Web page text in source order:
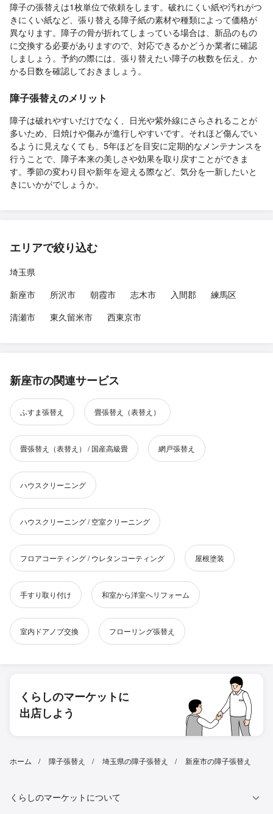
障子の張替えは1枚単位で依頼をします。破れにくい紙や汚れがつ
きにくい紙など、張り替える障子紙の素材や種類によって価格が
異なります。障子の骨が折れてしまっている場合は、新品のもの
に交換する必要がありますので、対応できるかどうか業者に確認
しましょう。予約の際には、張り替えたい障子の枚数を伝え、か
かる日数を確認しておきましょう。
障子張替えのメリット
障子は破れやすいだけでなく、日光や紫外線にさらされることが
多いため、日焼けや傷みが進行しやすいです。それほど傷んでい
るように見えなくても、5年ほどを目安に定期的なメンテナンスを
行うことで、障子本来の美しさや効果を取り戻すことができま
す。季節の変わり目や新年を迎える際など、気分を一新したいと
きにいかがでしょうか。
エリアで絞り込む
埼玉県
新座市
所沢市 朝霞市 志木市 入間郡
練馬区
清瀬市
東久留米市 西東京市
新座市の関連サービス
ふすま張替え 畳張替え（表替え）
畳張替え（表替え） / 国産高級畳 網戸張替え
ハウスクリーニング
ハウスクリーニング / 空室クリーニング
フロアコーティング / ウレタンコーティング 屋根塗装
手すり取り付け 和室から洋室へリフォーム
室内ドアノブ交換 フローリング張替え
くらしのマーケットに
出店しよう
ホーム 障子張替え 埼玉県の障子張替え 新座市の障子張替え
くらしのマーケットについて